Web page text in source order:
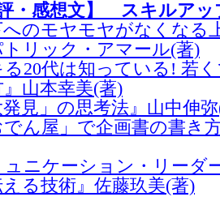
評・感想文】 スキルア
へのモヤモヤがなくなる
トリック・アマール(著)
る20代は知っている! 若
山本幸美(著)
発見」の思考法』山中伸
でん屋」で企画書の書き
ュニケーション・リー
る技術』佐藤玖美(著)